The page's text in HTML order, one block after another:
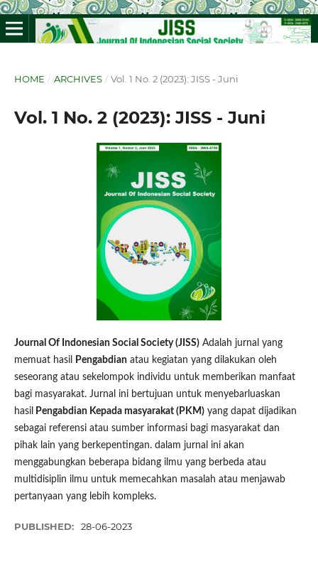
HOME / ARCHIVES / Vol. 1 No. 2 (2023): JISS - Juni
Vol. 1 No. 2 (2023): JISS - Juni
Journal Of Indonesian Social Society (JISS)Adalah jurnal yang
memuat hasil
Pengabdianatau kegiatan yang dilakukan oleh
seseorang atau sekelompok individu untuk memberikan manfaat
bagi masyarakat. Jurnal ini bertujuan untuk menyebarluaskan
hasil
Pengabdian Kepada masyarakat (PKM)yang dapat dijadikan
sebagai referensi atau sumber informasi bagi masyarakat dan
pihak lain yang berkepentingan. dalam jurnal ini akan
menggabungkan beberapa bidang ilmu yang berbeda atau
multidisiplin ilmu untuk memecahkan masalah atau menjawab
pertanyaan yang lebih kompleks.
PUBLISHED: 28-06-2023